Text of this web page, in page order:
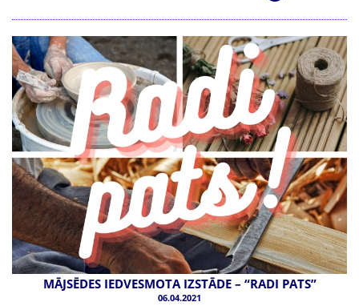
MĀJSĒDES IEDVESMOTA IZSTĀDE – “RADI PATS”
06.04.2021